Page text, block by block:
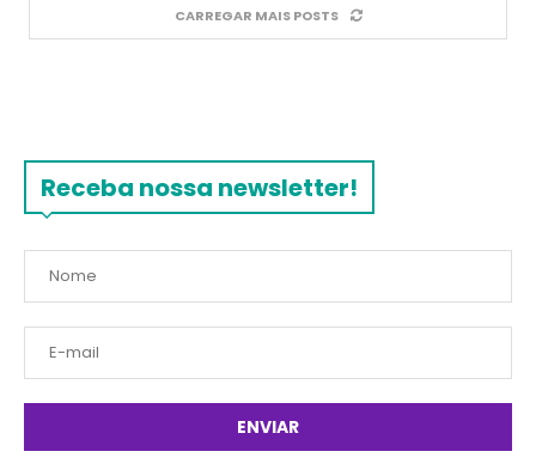
CARREGAR MAIS POSTS
Receba nossa newsletter!